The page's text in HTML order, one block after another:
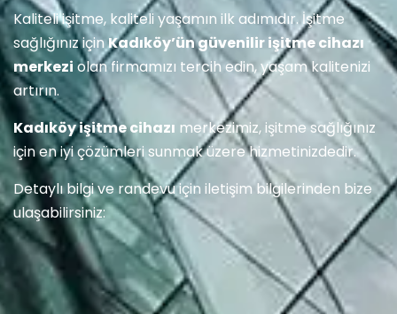
Kaliteli işitme, kaliteli yaşamın ilk adımıdır. İşitme
sağlığınız içinKadıköy’ün güvenilir işitme cihazı
merkezi olan firmamızı tercih edin, yaşam kalitenizi
artırın.
Kadıköy işitme cihazı merkezimiz, işitme sağlığınız
için en iyi çözümleri sunmak üzere hizmetinizdedir.
Detaylı bilgi ve randevu için iletişim bilgilerinden bize
ulaşabilirsiniz: